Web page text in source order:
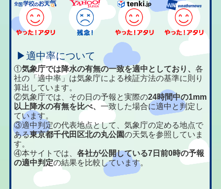
▶適中率について
①気象庁では降水の有無の一致を適中としており、各
社の「適中率」は気象庁による検証方法の基準に則り
算出しています。
②気象庁では、その日の予報と実際の24時間中の1mm
以上降水の有無を比べ、一致した場合に適中と判定し
ています。
③適中判定の代表地点として、気象庁の定める地点で
ある東京都千代田区北の丸公園の天気を参照していま
す。
④本サイトでは、各社が公開している7日前0時の予報
の適中判定の結果を比較しています。